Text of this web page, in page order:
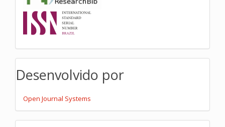
Desenvolvido por
Open Journal Systems